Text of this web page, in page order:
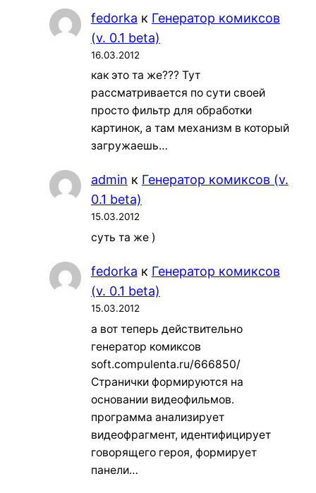
fedorka к Генератор комиксов
(v. 0.1 beta)
16.03.2012
как это та же??? Тут
рассматривается по сути своей
просто фильтр для обработки
картинок, а там механизм в который
загружаешь…
admin к Генератор комиксов (v.
0.1 beta)
15.03.2012
суть та же )
fedorka к Генератор комиксов
(v. 0.1 beta)
15.03.2012
а вот теперь действительно
генератор комиксов
soft.compulenta.ru/666850/
Странички формируются на
основании видеофильмов.
программа анализирует
видеофрагмент, идентифицирует
говорящего героя, формирует
панели…